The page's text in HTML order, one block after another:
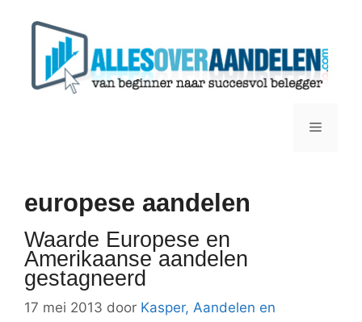
Menu
europese aandelen
Waarde Europese en
Amerikaanse aandelen
gestagneerd
17 mei 2013 door Kasper, Aandelen en